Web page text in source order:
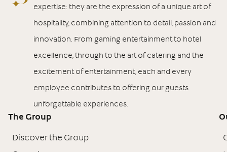
expertise: they are the expression of a unique art of
hospitality, combining attention to detail, passion and
innovation. From gaming entertainment to hotel
excellence, through to the art of catering and the
excitement of entertainment, each and every
employee contributes to offering our guests
unforgettable experiences.
The Group
Discover the Group